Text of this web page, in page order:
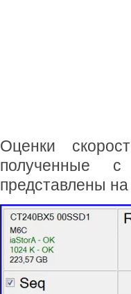
Оценки
полученные
представлены